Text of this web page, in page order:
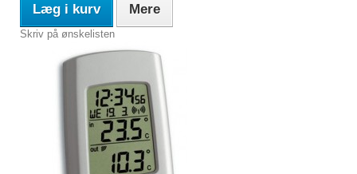
Læg i kurv Mere
Skriv på ønskelisten